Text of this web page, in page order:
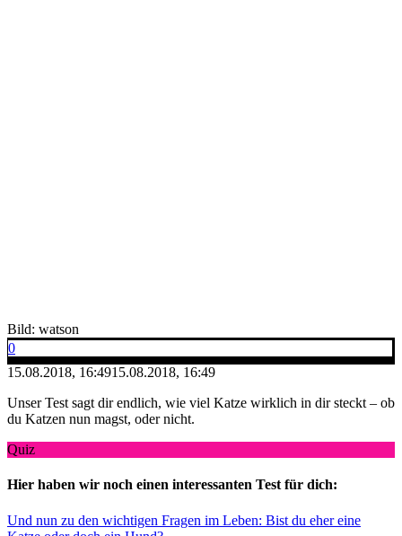
Bild: watson
0
15.08.2018, 16:4915.08.2018, 16:49
Unser Test sagt dir endlich, wie viel Katze wirklich in dir steckt – ob
du Katzen nun magst, oder nicht.
Quiz
Hier haben wir noch einen interessanten Test für dich:
Und nun zu den wichtigen Fragen im Leben: Bist du eher eine